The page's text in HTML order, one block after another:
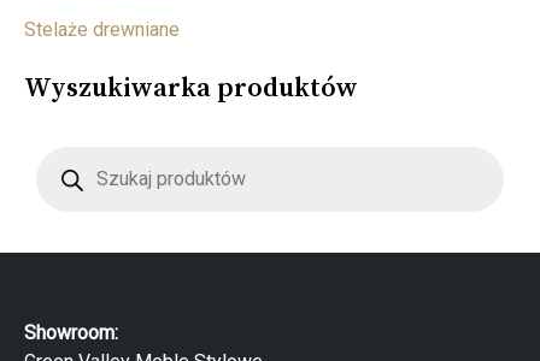
Stelaże drewniane
Wyszukiwarka produktów
i
k
a
Showroom: